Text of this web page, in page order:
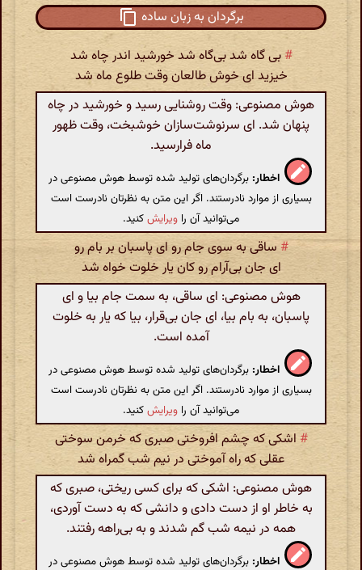
برگردان به زبان ساده
# بی گاه شد بی‌گاه شد خورشید اندر چاه شد
خیزید ای خوش طالعان وقت طلوع ماه شد
هوش مصنوعی: وقت روشنایی رسید و خورشید در چاه
پنهان شد. ای سرنوشت‌سازان خوشبخت، وقت ظهور
ماه فرارسید.
اخطار: برگردان‌های تولید شده توسط هوش مصنوعی در
بسیاری از موارد نادرستند. اگر این متن به نظرتان نادرست است
می‌توانید آن را ویرایشکنید.
#ساقی به سوی جام رو ای پاسبان بر بام رو
ای جان بی‌آرام رو کان یار خلوت خواه شد
هوش مصنوعی: ای ساقی، به سمت جام بیا و ای
پاسبان، به بام بیا، ای جان بی‌قرار، بیا که یار به خلوت
آمده است.
اخطار: برگردان‌های تولید شده توسط هوش مصنوعی در
بسیاری از موارد نادرستند. اگر این متن به نظرتان نادرست است
می‌توانید آن را ویرایشکنید.
# اشکی که چشم افروختی صبری که خرمن سوختی
عقلی که راه آموختی در نیم شب گمراه شد
هوش مصنوعی: اشکی که برای کسی ریختی، صبری که
به خاطر او از دست دادی و دانشی که به دست آوردی،
همه در نیمه شب گم شدند و به بی‌راهه رفتند.
اخطار: برگردان‌های تولید شده توسط هوش مصنوعی در